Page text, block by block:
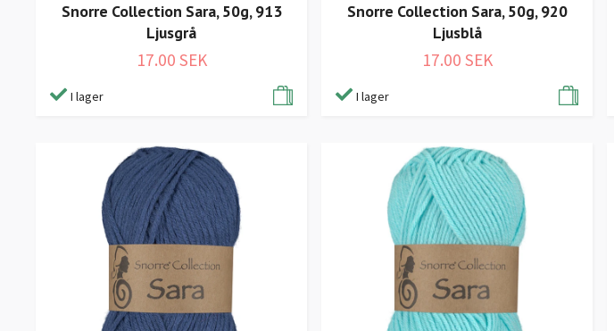
Snorre Collection Sara, 50g, 913
Ljusgrå
17.00 SEK
I lager
Snorre Collection Sara, 50g, 920
Ljusblå
17.00 SEK
I lager